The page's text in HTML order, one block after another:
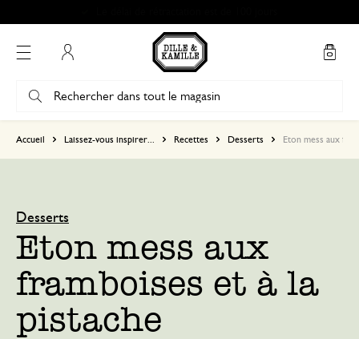
Accueil Laissez-vous inspirer... Recettes Desserts Eton mess aux
Desserts
Eton mess aux
framboises et à la
pistache